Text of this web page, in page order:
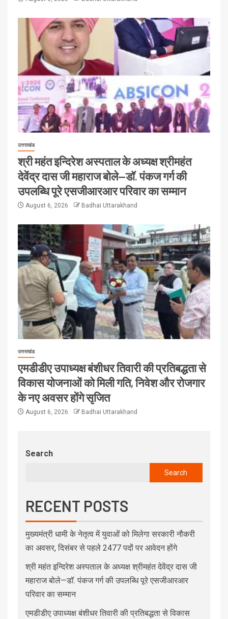
उत्तराखंड
श्री महंत इन्दिरेश अस्पताल के अध्यक्ष श्रीमहंत
देवेंद्र दास जी महाराज बोले—डॉ. पंकज गर्ग की
उपलब्धि पूरे एसजीआरआर परिवार का सम्मान
August 6, 2026 Badhai Uttarakhand
उत्तराखंड
एमडीडीए उपाध्यक्ष बंशीधर तिवारी की प्रतिबद्धता से
विकास योजनाओं को मिली गति, निवेश और रोजगार
के नए अवसर होंगे सृजित
August 6, 2026 Badhai Uttarakhand
Search
Search
RECENT POSTS
मुख्यमंत्री धामी के नेतृत्व में युवाओं को मिलेगा सरकारी नौकरी
का अवसर, दिसंबर से पहले 2477 पदों पर आवेदन होंगे
श्री महंत इन्दिरेश अस्पताल के अध्यक्ष श्रीमहंत देवेंद्र दास जी
महाराज बोले—डॉ. पंकज गर्ग की उपलब्धि पूरे एसजीआरआर
परिवार का सम्मान
एमडीडीए उपाध्यक्ष बंशीधर तिवारी की प्रतिबद्धता से विकास